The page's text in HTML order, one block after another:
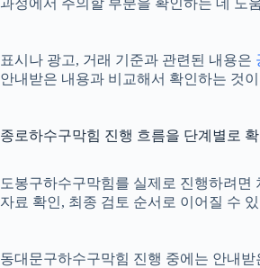
표시나 광고, 거래 기준과 관련된 내용은
안내받은 내용과 비교해서 확인하는 것
종로하수구막힘 진행 흐름을 단계별로
도봉구하수구막힘를 실제로 진행하려면
자료 확인, 최종 검토 순서로 이어질 수
동대문구하수구막힘 진행 중에는 안내